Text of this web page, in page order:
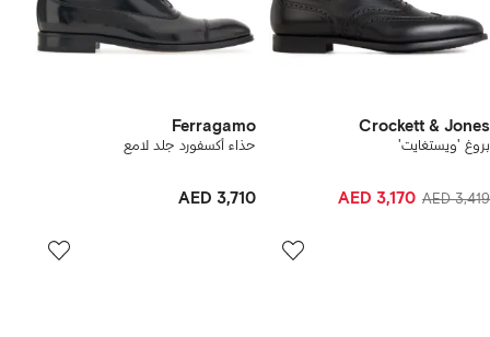
Crockett & Jones
بروغ 'ويستغايت'
AED 3,419
AED 3,170
Ferragamo
حذاء أكسفورد جلد لامع
AED 3,710